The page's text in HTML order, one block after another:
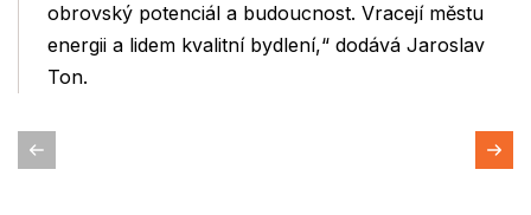
obrovský potenciál a budoucnost. Vracejí městu
energii a lidem kvalitní bydlení,“ dodává Jaroslav
Ton.